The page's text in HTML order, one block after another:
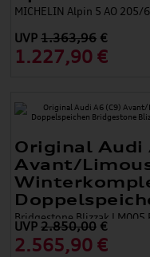
MICHELIN Alpin 5 AO 205/
UVP1.363,96 €
1.227,90 €
Original Audi
Avant/
Bridgestone Blizzak LM005
39
UVP2.850,00 €
2.565,90 €